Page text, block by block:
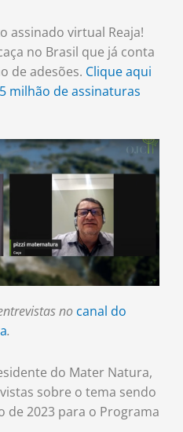
assinado virtual Reaja!
no Brasil que já conta
de adesões. Clique aqui
milhão de assinaturas
no canal do
.
do Mater Natura,
sobre o tema sendo
de 2023 para o Programa